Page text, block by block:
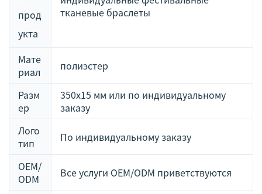
прод
укта
тканевые браслеты
Мате
риал
полиэстер
Разм
ер
350x15 мм или по индивидуальному
заказу
Лого
тип
По индивидуальному заказу
OEM/
ODM
Все услуги OEM/ODM приветствуются